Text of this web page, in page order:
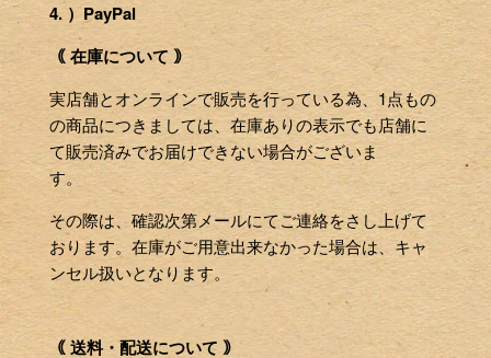
4. ）PayPal
｟ 在庫について ｠
実店舗とオンラインで販売を行っている為、1点もの
の商品につきましては、在庫ありの表示でも店舗に
て販売済みでお届けできない場合がございま
す。
その際は、確認次第メールにてご連絡をさし上げて
おります。在庫がご用意出来なかった場合は、キャ
ンセル扱いとなります。
｟ 送料・配送について ｠